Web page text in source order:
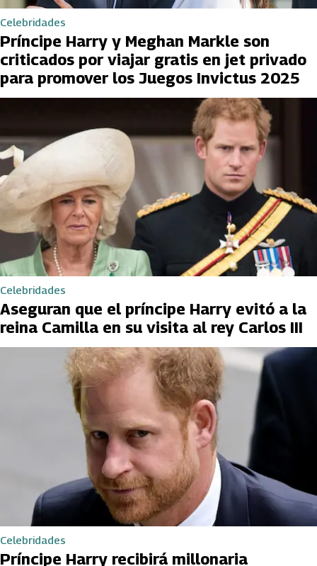
Celebridades
Príncipe Harry y Meghan Markle son
criticados por viajar gratis en jet privado
para promover los Juegos Invictus 2025
Celebridades
Aseguran que el príncipe Harry evitó a la
reina Camilla en su visita al rey Carlos III
Celebridades
Príncipe Harry recibirá millonaria